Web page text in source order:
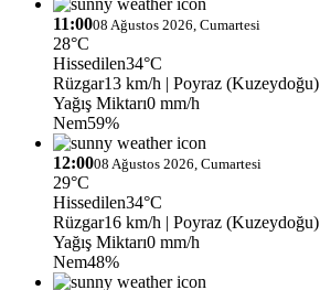
11:0008 Ağustos 2026, Cumartesi
28°C
Hissedilen34°C
Rüzgar13 km/h | Poyraz (Kuzeydoğu)
Yağış Miktarı0 mm/h
Nem59%
12:0008 Ağustos 2026, Cumartesi
29°C
Hissedilen34°C
Rüzgar16 km/h | Poyraz (Kuzeydoğu)
Yağış Miktarı0 mm/h
Nem48%